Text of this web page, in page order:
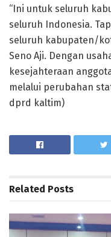
“Ini untuk seluruh
seluruh Indonesia.
seluruh kabupaten/
Seno Aji. Dengan
kesejahteraan
melalui perubahan
dprd kaltim)
Related Posts